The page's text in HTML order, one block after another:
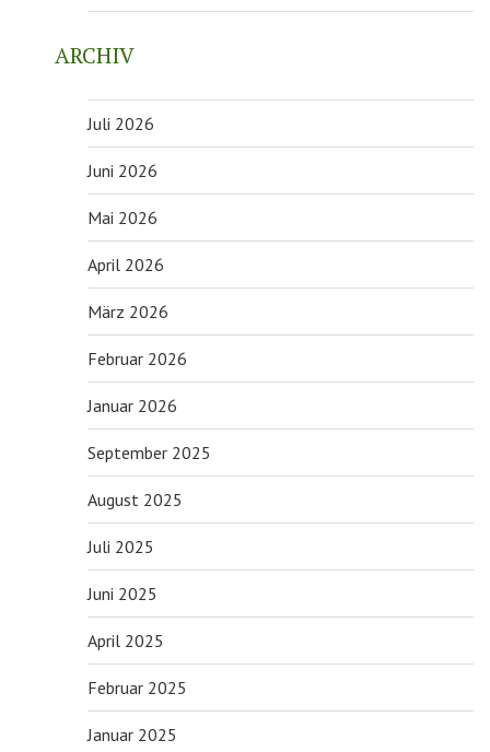
ARCHIV
Juli 2026
Juni 2026
Mai 2026
April 2026
März 2026
Februar 2026
Januar 2026
September 2025
August 2025
Juli 2025
Juni 2025
April 2025
Februar 2025
Januar 2025